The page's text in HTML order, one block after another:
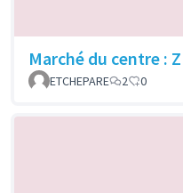
Marché du centre :
ETCHEPARE
2 0